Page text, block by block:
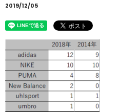
2019/12/05